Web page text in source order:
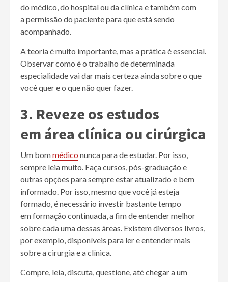
do médico, do hospital ou da clínica e também com
a permissão do paciente para que está sendo
acompanhado.
A teoria é muito importante, mas a prática é essencial.
Observar como é o trabalho de determinada
especialidade vai dar mais certeza ainda sobre o que
você quer e o que não quer fazer.
3. Reveze os estudos
em área clínica ou cirúrgica
Um bommédico nunca para de estudar. Por isso,
sempre leia muito. Faça cursos, pós-graduação e
outras opções para sempre estar atualizado e bem
informado. Por isso, mesmo que você já esteja
formado, é necessário investir bastante tempo
em formação continuada, a fim de entender melhor
sobre cada uma dessas áreas. Existem diversos livros,
por exemplo, disponíveis para ler e entender mais
sobre a cirurgia e a clínica.
Compre, leia, discuta, questione, até chegar a um